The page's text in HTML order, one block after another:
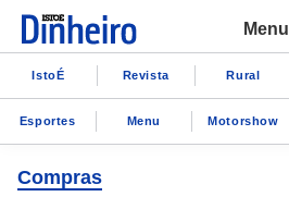
Menu
IstoÉ Revista Rural
Esportes Menu Motorshow
Compras